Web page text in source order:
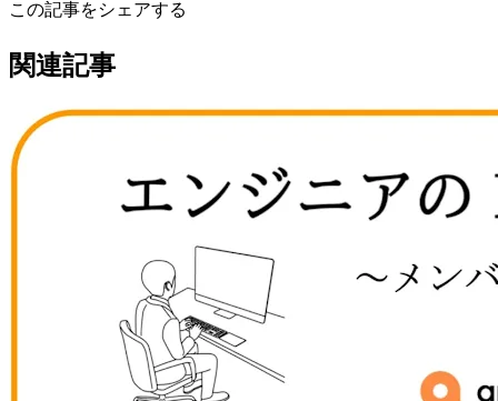
この記事をシェアする
関連記事